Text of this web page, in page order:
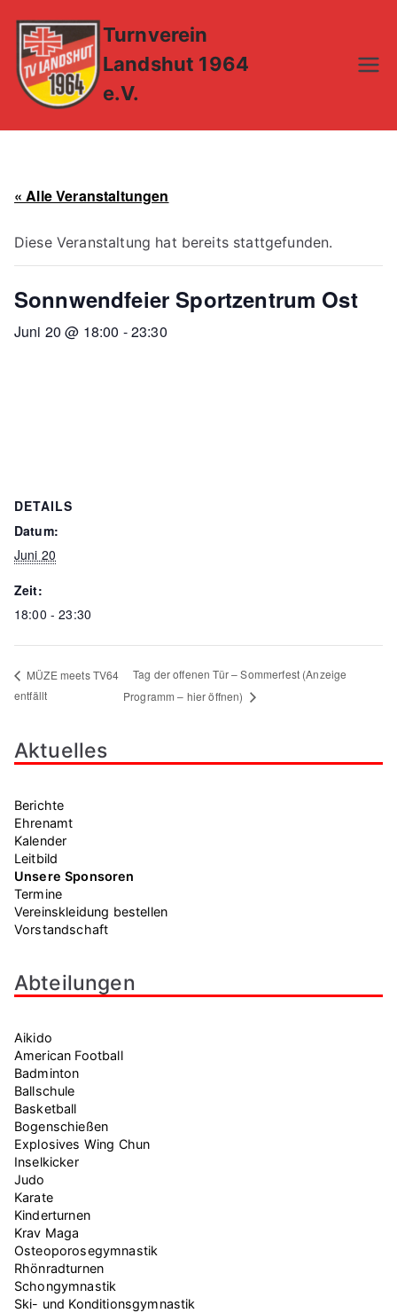
Inhalt
springen
Turnverein
Landshut 1964
e.V.
« Alle Veranstaltungen
Diese Veranstaltung hat bereits stattgefunden.
Sonnwendfeier Sportzentrum Ost
Juni 20 @ 18:00 -23:30
DETAILS
Datum:
Juni 20
Zeit:
18:00 - 23:30
MÜZE meets TV64
entfällt
Tag der offenen Tür – Sommerfest (Anzeige
Programm – hier öffnen)
Aktuelles
Berichte
Ehrenamt
Kalender
Leitbild
Unsere Sponsoren
Termine
Vereinskleidung bestellen
Vorstandschaft
Abteilungen
Aikido
American Football
Badminton
Ballschule
Basketball
Bogenschießen
Explosives Wing Chun
Inselkicker
Judo
Karate
Kinderturnen
Krav Maga
Osteoporosegymnastik
Rhönradturnen
Schongymnastik
Ski- und Konditionsgymnastik